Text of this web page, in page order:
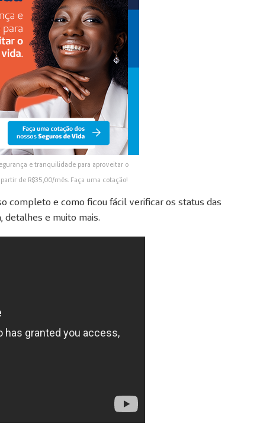
e tranquilidade para aproveitar o
de R$35,00/mês. Faça uma cotação!
completo e como ficou fácil verificar os status das
detalhes e muito mais.